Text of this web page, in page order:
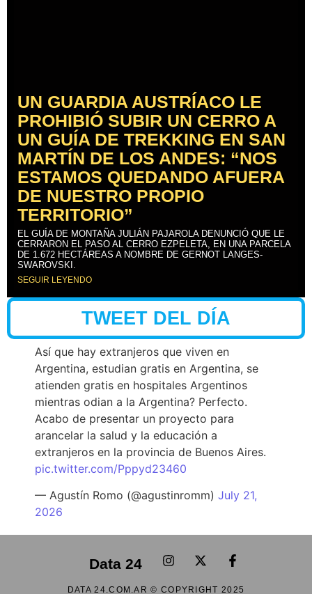
UN GUARDIA AUSTRÍACO LE
PROHIBIÓ SUBIR UN CERRO A
UN GUÍA DE TREKKING EN SAN
MARTÍN DE LOS ANDES: “NOS
ESTAMOS QUEDANDO AFUERA
DE NUESTRO PROPIO
TERRITORIO”
EL GUÍA DE MONTAÑA JULIÁN PAJAROLA DENUNCIÓ QUE LE
CERRARON EL PASO AL CERRO EZPELETA, EN UNA PARCELA
DE 1.672 HECTÁREAS A NOMBRE DE GERNOT LANGES-
SWAROVSKI.
SEGUIR LEYENDO
TWEET DEL DÍA
Así que hay extranjeros que viven en
Argentina, estudian gratis en Argentina, se
atienden gratis en hospitales Argentinos
mientras odian a la Argentina? Perfecto.
Acabo de presentar un proyecto para
arancelar la salud y la educación a
extranjeros en la provincia de Buenos Aires.
pic.twitter.com/Pppyd23460
— Agustín Romo (@agustinromm) July 21,
2026
Data 24
DATA 24.COM.AR © COPYRIGHT 2025